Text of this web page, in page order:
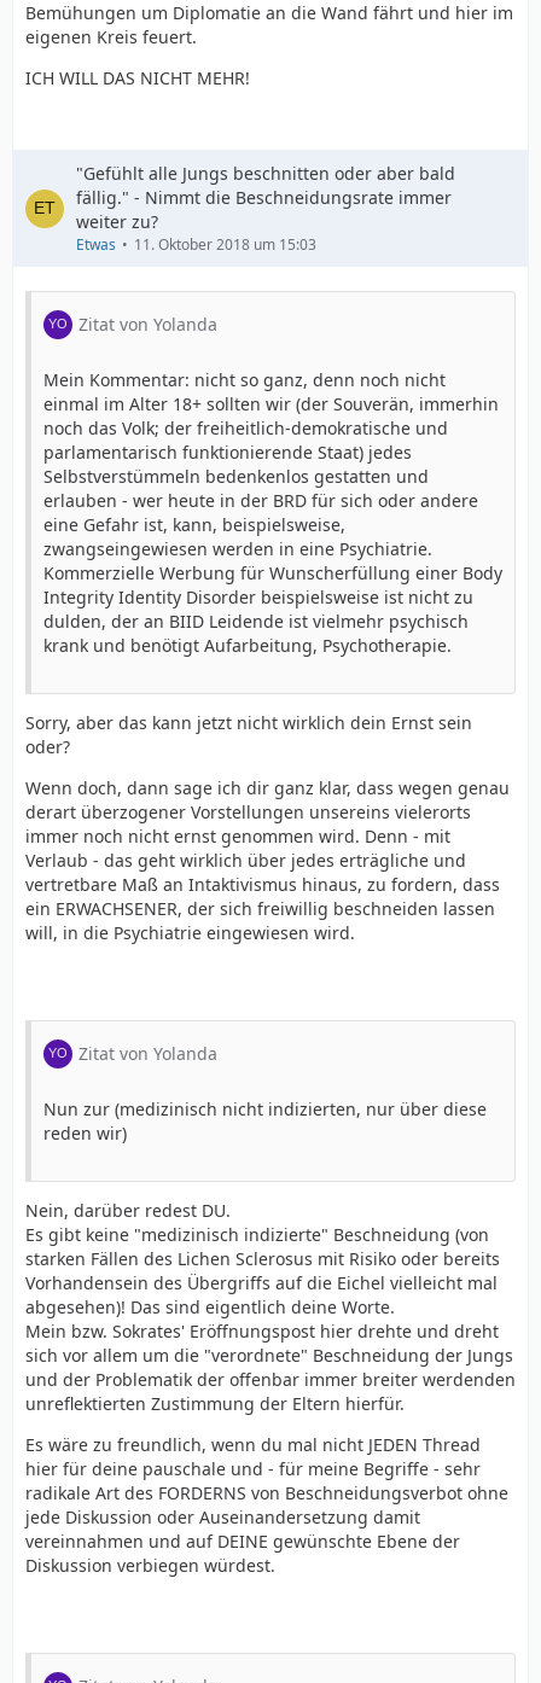
Bemühungen um Diplomatie an die Wand fährt und hier im
eigenen Kreis feuert.
ICH WILL DAS NICHT MEHR!
"Gefühlt alle Jungs beschnitten oder aber bald
fällig." - Nimmt die Beschneidungsrate immer
weiter zu?
Etwas 11. Oktober 2018 um 15:03
Zitat von Yolanda
Mein Kommentar: nicht so ganz, denn noch nicht
einmal im Alter 18+ sollten wir (der Souverän, immerhin
noch das Volk; der freiheitlich-demokratische und
parlamentarisch funktionierende Staat) jedes
Selbstverstümmeln bedenkenlos gestatten und
erlauben - wer heute in der BRD für sich oder andere
eine Gefahr ist, kann, beispielsweise,
zwangseingewiesen werden in eine Psychiatrie.
Kommerzielle Werbung für Wunscherfüllung einer Body
Integrity Identity Disorder beispielsweise ist nicht zu
dulden, der an BIID Leidende ist vielmehr psychisch
krank und benötigt Aufarbeitung, Psychotherapie.
Sorry, aber das kann jetzt nicht wirklich dein Ernst sein
oder?
Wenn doch, dann sage ich dir ganz klar, dass wegen genau
derart überzogener Vorstellungen unsereins vielerorts
immer noch nicht ernst genommen wird. Denn - mit
Verlaub - das geht wirklich über jedes erträgliche und
vertretbare Maß an Intaktivismus hinaus, zu fordern, dass
ein ERWACHSENER, der sich freiwillig beschneiden lassen
will, in die Psychiatrie eingewiesen wird.
Zitat von Yolanda
Nun zur (medizinisch nicht indizierten, nur über diese
reden wir)
Nein, darüber redest DU.
Es gibt keine "medizinisch indizierte" Beschneidung (von
starken Fällen des Lichen Sclerosus mit Risiko oder bereits
Vorhandensein des Übergriffs auf die Eichel vielleicht mal
abgesehen)! Das sind eigentlich deine Worte.
Mein bzw. Sokrates' Eröffnungspost hier drehte und dreht
sich vor allem um die "verordnete" Beschneidung der Jungs
und der Problematik der offenbar immer breiter werdenden
unreflektierten Zustimmung der Eltern hierfür.
Es wäre zu freundlich, wenn du mal nicht JEDEN Thread
hier für deine pauschale und - für meine Begriffe - sehr
radikale Art des FORDERNS von Beschneidungsverbot ohne
jede Diskussion oder Auseinandersetzung damit
vereinnahmen und auf DEINE gewünschte Ebene der
Diskussion verbiegen würdest.